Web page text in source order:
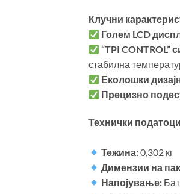
Клучни
Голем LCD
“TPI CONTROL”
стабилна
Еколошки
Прецизно
Технички
Тежина:0,302 кг
Димензии на
Напојување: